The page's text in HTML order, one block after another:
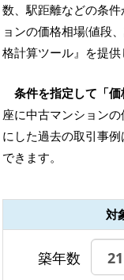
数、駅距離などの条
ョンの価格相場(値段
格計算ツール』を提供
条件を指定して「
座に中古マンション
にした過去の取引事例
できます。
対
築年数